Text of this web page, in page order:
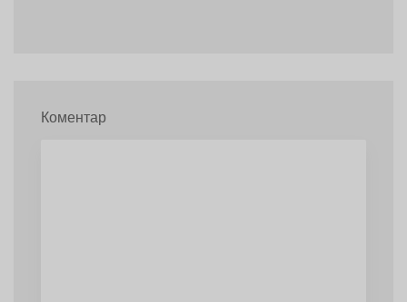
Коментар